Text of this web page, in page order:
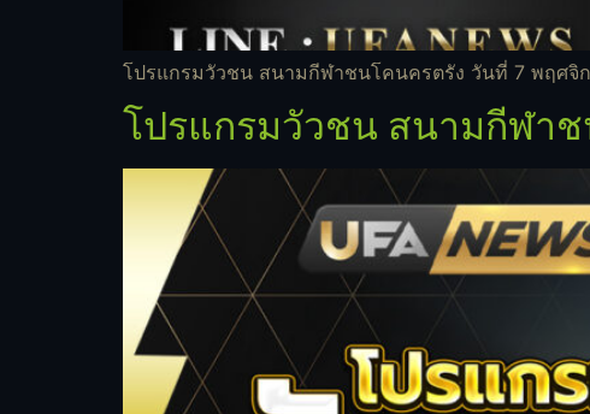
โปรแกรมวัวชน สนามกีฬาชนโคนครตรัง วันที่ 7 พฤศจิ
โปรแกรมวัวชน สนามกีฬา